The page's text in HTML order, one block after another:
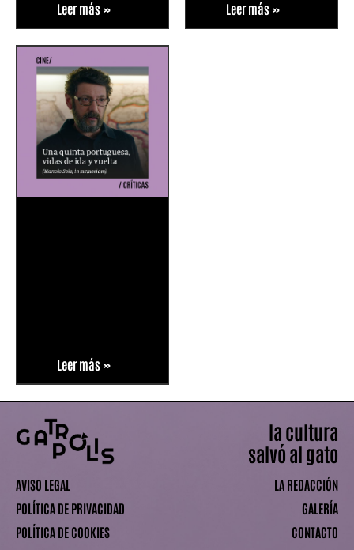
Leer más » Leer más »
Leer más »
AVISO LEGAL
POLÍTICA DE PRIVACIDAD
POLÍTICA DE COOKIES
la cultura
salvó al gato
LA REDACCIÓN
GALERÍA
CONTACTO